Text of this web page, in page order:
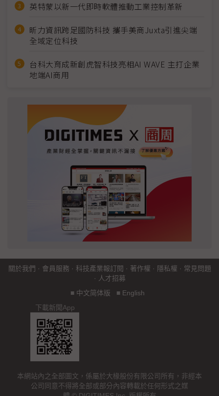
英特蒙以新一代即時軟體推動工業控制革新
昕力資訊跨足國防科技 攜手美商Juxta引進尖端
全域定位科技
台科大育成新創虎智科技亮相AI WAVE 主打企業
地端AI商用
關於我們 · 會員服務 · 科技產業報訂閱 · 著作權 · 隱私權 · 常見問題
· 人才招募
■ 中文简体版 ■ English
下載新聞App
本網站內之全部圖文，係屬於大椽股份有限公司所有，非經本
公司同意不得將全部或部分內容轉載於任何形式之媒